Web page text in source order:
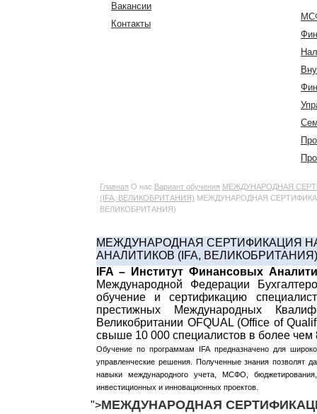
Вакансии
Контакты
Главная О нас Вариант обучения МЕЖДУНАРОДНАЯ
(IFA, ВЕЛИКОБРИТАНИЯ) МЕЖДУНАРОДНАЯ
ВЕЛИКОБРИТАНИЯ)
МЕЖДУНАРОДНАЯ СЕРТИФИКАЦИЯ
АНАЛИТИКОВ (IFA, ВЕЛИКОБРИТАНИЯ)
IFA – Институт Финансовых
Международной Федерации
обучение и сертификацию
престижных Международных
Великобритании OFQUAL (Office of
свыше 10 000 специалистов в более чем
Обучение по программам IFA предназначенодля
управленческие решения. Полученные знания позволят
навыки международного учета, МСФО,
инвестиционных и инновационных проектов.
">МЕЖДУНАРОДНАЯ